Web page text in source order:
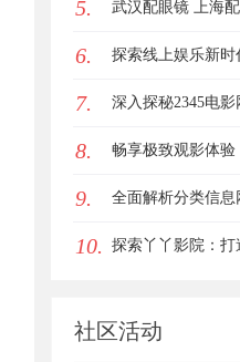
5. 武汉配眼镜 上海
6. 探索线上娱乐新
力与未来发展趋势
7. 深入探秘2345电
台解析
8. 畅享极致观影体
魅力与优势
9. 全面解析分类信
活便捷化
10. 探索丫丫影院：
社区活动